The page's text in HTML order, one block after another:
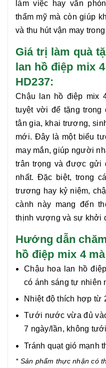
làm việc hay văn
thẩm mỹ mà còn giúp
và thu hút vận may
Giá trị làm quà
lan hồ điệp mix
HD237:
Chậu lan hồ điệp mix
tuyệt vời để tặng
tân gia, khai trương,
mới. Đây là một biểu
may mắn, giúp người
trân trọng và được gửi
nhất. Đặc biệt, trong
trương hay kỷ niệm,
cành này mang đến
thịnh vượng và sự khởi
Hướng dẫn
hồ điệp mix 4
Chậu hoa lan hồ
có ánh sáng tự nhiên
Nhiệt độ thích hợp từ
Tưới nước vừa đủ
7 ngày/lần, không
Tránh quạt gió mạnh
* Sản phẩm thực nhận có